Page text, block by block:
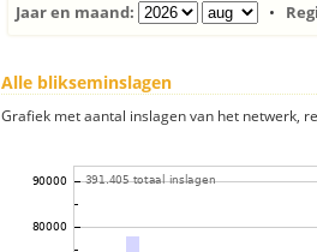
Jaar en maand: •
Alle blikseminslagen
Grafiek met aantal inslagen van het netwerk,